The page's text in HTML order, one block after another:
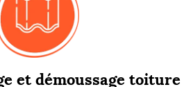
et démoussage toiture